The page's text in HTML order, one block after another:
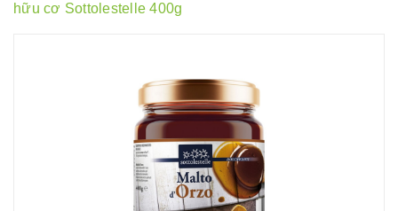
hữu cơ Sottolestelle 400g